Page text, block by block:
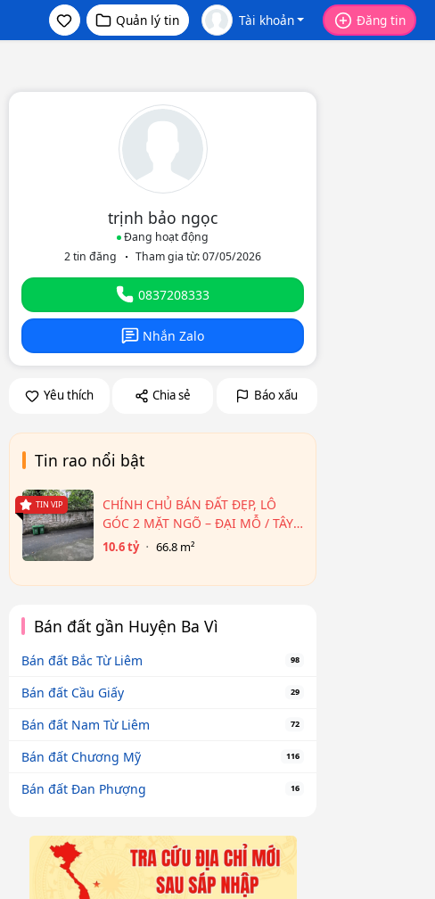
Quản lý tin Tài khoản Đăng tin
theo
trịnh bảo ngọc
Đang hoạt động
2 tin đăng
Tham gia từ: 07/05/2026
0837208333
Nhắn Zalo
Yêu thích Chia sẻ Báo xấu
Tin rao nổi bật
TIN VIP
CHÍNH CHỦ BÁN ĐẤT ĐẸP, LÔ
GÓC 2 MẶT NGÕ – ĐẠI MỖ / TÂY
MỖ – CẠNH AEON HÀ ĐÔNG
10.6 tỷ 66.8 m²
Bán đất gần Huyện Ba Vì
Bán đất Bắc Từ Liêm 98
Bán đất Cầu Giấy 29
Bán đất Nam Từ Liêm 72
Bán đất Chương Mỹ 116
Bán đất Đan Phượng 16